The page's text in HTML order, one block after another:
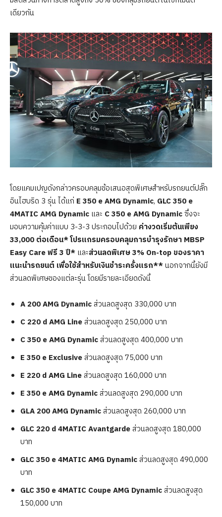
เดียวกัน
โดยแคมเปญดังกล่าวครอบคลุมข้อเสนอสุดพิเศษสำหรับรถยนต์ปลั๊ก
อินไฮบริด 3 รุ่น ได้แก่ E 350 e AMG Dynamic, GLC 350 e
4MATIC AMG Dynamic และ C 350 e AMG Dynamicซึ่งจะ
มอบความคุ้มค่าแบบ 3-3-3 ประกอบไปด้วย ค่างวดเริ่มต้นเพียง
33,000 ต่อเดือน*โปรแกรมครอบคลุมการบำรุงรักษา MBSP
Easy Care ฟรี 3 ปี* และส่วนลดพิเศษ 3% On-top ของราคา
แนะนำรถยนต์ เพื่อใช้สำหรับเงินชำระครั้งแรก**นอกจากนี้ยังมี
ส่วนลดพิเศษของแต่ละรุ่น โดยมีรายละเอียดดังนี้
A 200 AMG Dynamicส่วนลดสูงสุด 330,000 บาท
C 220 d AMG Lineส่วนลดสูงสุด 250,000 บาท
C 350 e AMG Dynamicส่วนลดสูงสุด 400,000 บาท
E 350 e Exclusiveส่วนลดสูงสุด 75,000 บาท
E 220 d AMG Lineส่วนลดสูงสุด 160,000 บาท
E 350 e AMG Dynamicส่วนลดสูงสุด 290,000 บาท
GLA 200 AMG Dynamicส่วนลดสูงสุด 260,000 บาท
GLC 220 d 4MATIC Avantgardeส่วนลดสูงสุด 180,000
บาท
GLC 350 e 4MATIC AMG Dynamicส่วนลดสูงสุด 490,000
บาท
GLC 350 e 4MATIC Coupe AMG Dynamicส่วนลดสูงสุด
150,000 บาท